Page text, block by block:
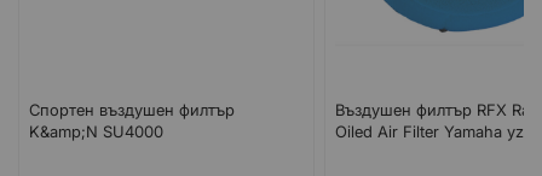
Спортен въздушен филтър
K&amp;N SU4000
Въздушен филтър RFX
Oiled Air Filter Yamaha